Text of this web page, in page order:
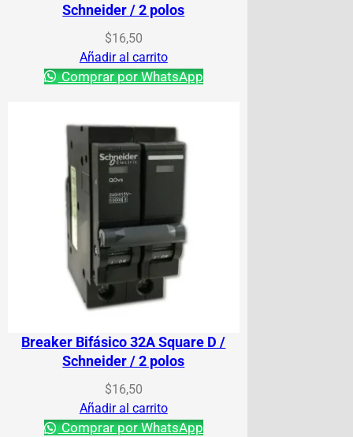
Schneider / 2 polos
$16,50
Añadir al carrito
Comprar por WhatsApp
Breaker Bifásico 32A Square D /
Schneider / 2 polos
$16,50
Añadir al carrito
Comprar por WhatsApp